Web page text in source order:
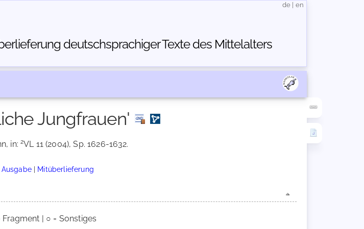
deutschsprachiger Texte des Mittelalters
de en
Jungfrauen'
in: 2VL 11 (2004), Sp. 1626-1632.
Ausgabe| Mitüberlieferung
Fragment | ○ = Sonstiges